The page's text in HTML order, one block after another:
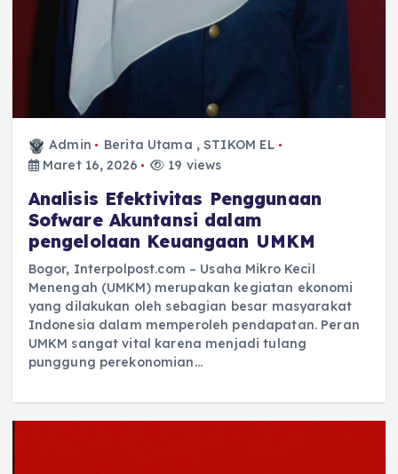
Admin Berita Utama ,STIKOM EL
Maret 16, 2026
19 views
Analisis Efektivitas Penggunaan
Sofware Akuntansi dalam
pengelolaan Keuangaan UMKM
Bogor, Interpolpost.com – Usaha Mikro Kecil
Menengah (UMKM) merupakan kegiatan ekonomi
yang dilakukan oleh sebagian besar masyarakat
Indonesia dalam memperoleh pendapatan. Peran
UMKM sangat vital karena menjadi tulang
punggung perekonomian…